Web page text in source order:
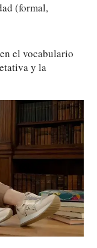
(formal,
el vocabulario
y la